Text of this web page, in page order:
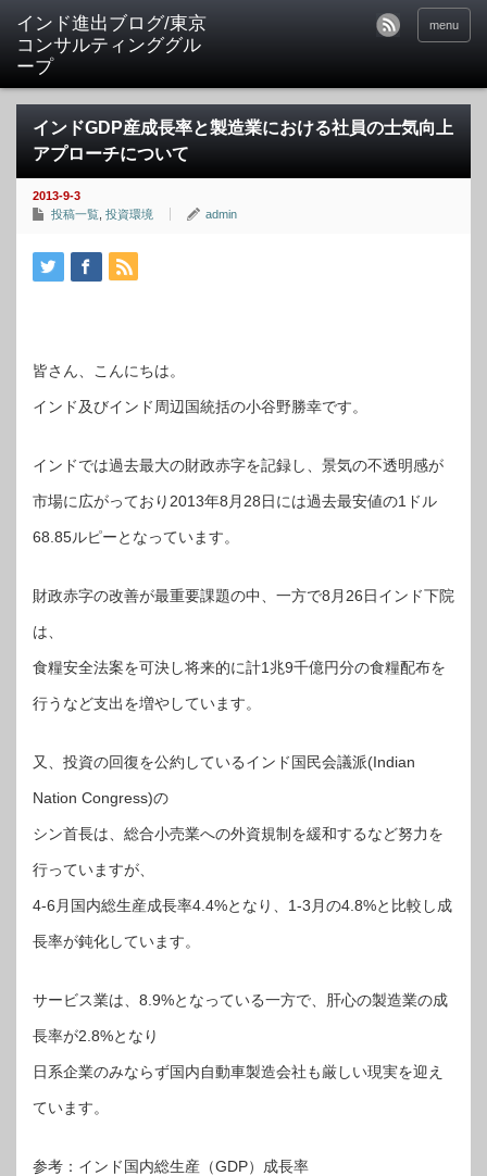
インド進出ブログ/東京
コンサルティンググル
ープ
menu
インドGDP産成長率と製造業における社員の士気向上
アプローチについて
2013-9-3
投稿一覧 投資環境 admin
皆さん、こんにちは。
インド及びインド周辺国統括の小谷野勝幸です。
インドでは過去最大の財政赤字を記録し、景気の不透明感が
市場に広がっており2013年8月28日には過去最安値の1ドル
68.85ルピーとなっています。
財政赤字の改善が最重要課題の中、一方で8月26日インド下院
は、
食糧安全法案を可決し将来的に計1兆9千億円分の食糧配布を
行うなど支出を増やしています。
又、投資の回復を公約しているインド国民会議派(Indian
Nation Congress)の
シン首長は、総合小売業への外資規制を緩和するなど努力を
行っていますが、
4-6月国内総生産成長率4.4%となり、1-3月の4.8%と比較し成
長率が鈍化しています。
サービス業は、8.9%となっている一方で、肝心の製造業の成
長率が2.8%となり
日系企業のみならず国内自動車製造会社も厳しい現実を迎え
ています。
参考：インド国内総生産（GDP）成長率